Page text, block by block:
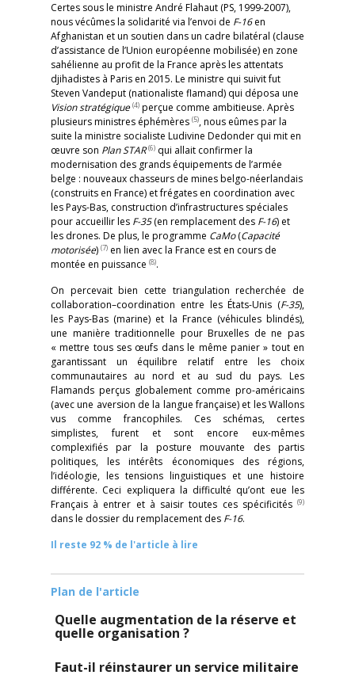
Certes sous le ministre André Flahaut (PS, 1999-2007),
nous vécûmes la solidarité via l’envoi de F-16en
Afghanistan et un soutien dans un cadre bilatéral (clause
d’assistance de l’Union européenne mobilisée) en zone
sahélienne au profit de la France après les attentats
djihadistes à Paris en 2015. Le ministre qui suivit fut
Steven Vandeput (nationaliste flamand) qui déposa une
Vision stratégique (4) perçue comme ambitieuse. Après
plusieurs ministres éphémères (5), nous eûmes par la
suite la ministre socialiste Ludivine Dedonder qui mit en
œuvre son Plan STAR (6) qui allait confirmer la
modernisation des grands équipements de l’armée
belge : nouveaux chasseurs de mines belgo-néerlandais
(construits en France) et frégates en coordination avec
les Pays-Bas, construction d’infrastructures spéciales
pour accueillir les F-35(en remplacement des F-16) et
les drones. De plus, le programme CaMo(Capacité
motorisée) (7) en lien avec la France est en cours de
montée en puissance (8).
On percevait bien cette triangulation recherchée de
collaboration–coordination entre les États-Unis (F-35),
les Pays-Bas (marine) et la France (véhicules blindés),
une manière traditionnelle pour Bruxelles de ne pas
« mettre tous ses œufs dans le même panier » tout en
garantissant un équilibre relatif entre les choix
communautaires au nord et au sud du pays. Les
Flamands perçus globalement comme pro-américains
(avec une aversion de la langue française) et les Wallons
vus comme francophiles. Ces schémas, certes
simplistes, furent et sont encore eux-mêmes
complexifiés par la posture mouvante des partis
politiques, les intérêts économiques des régions,
l’idéologie, les tensions linguistiques et une histoire
différente. Ceci expliquera la difficulté qu’ont eue les
Français à entrer et à saisir toutes ces spécificités (9)
dans le dossier du remplacement des F-16.
Il reste 92 % de l'article à lire
Plan de l'article
Quelle augmentation de la réserve et
quelle organisation ?
Faut-il réinstaurer un service militaire